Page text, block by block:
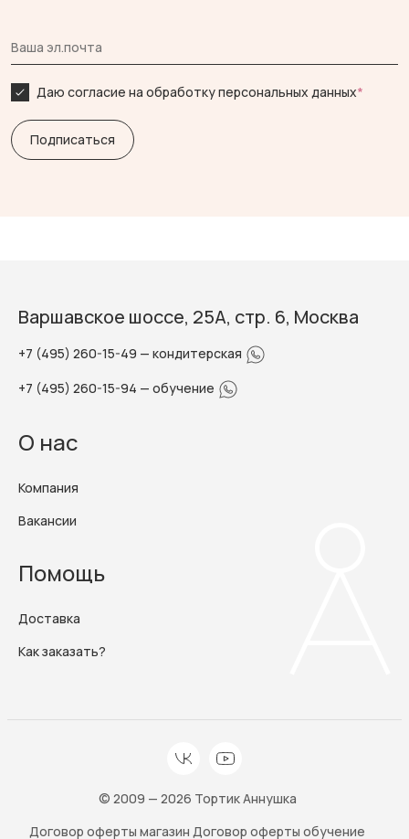
Даю согласие на обработку персональных данных*
Варшавское шоссе, 25А, стр. 6, Москва
+7 (495) 260-15-49 — кондитерская
+7 (495) 260-15-94 — обучение
О нас
Компания
Вакансии
Помощь
Доставка
Как заказать?
© 2009 — 2026 Тортик Аннушка
Договор оферты магазин Договор оферты обучение